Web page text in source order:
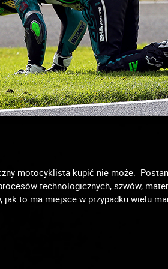
motocyklista kupić nie może.
technologicznych, szwów,
to ma miejsce w przypadku wielu